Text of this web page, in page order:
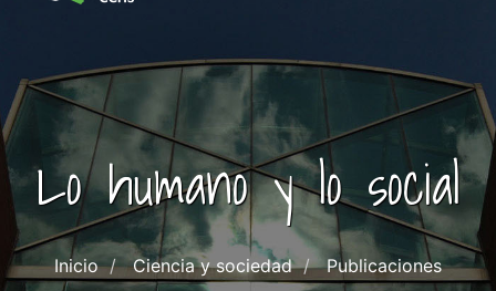
Lo humano y lo social
Inicio Ciencia y sociedad Publicaciones